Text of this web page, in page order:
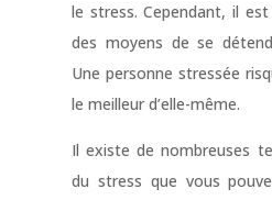
le stress. Cependant, il
des moyens de se
Une personne stressée
le meilleur d’elle-même.
Il existe de nombreuses
du stress que vous